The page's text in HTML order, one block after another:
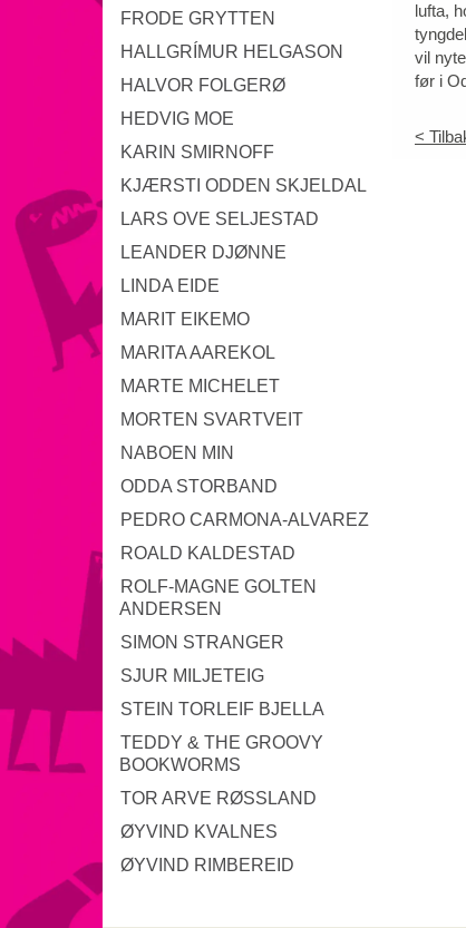
FRODE GRYTTEN
HALLGRÍMUR HELGASON
HALVOR FOLGERØ
HEDVIG MOE
KARIN SMIRNOFF
KJÆRSTI ODDEN SKJELDAL
LARS OVE SELJESTAD
LEANDER DJØNNE
LINDA EIDE
MARIT EIKEMO
MARITA AAREKOL
MARTE MICHELET
MORTEN SVARTVEIT
NABOEN MIN
ODDA STORBAND
PEDRO CARMONA-ALVAREZ
ROALD KALDESTAD
ROLF-MAGNE GOLTEN
ANDERSEN
SIMON STRANGER
SJUR MILJETEIG
STEIN TORLEIF BJELLA
TEDDY & THE GROOVY
BOOKWORMS
TOR ARVE RØSSLAND
ØYVIND KVALNES
ØYVIND RIMBEREID
lufta,
vil
før i
<